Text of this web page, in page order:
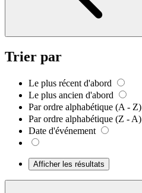
Trier par
Le plus récent d'abord
Le plus ancien d'abord
Par ordre alphabétique (A - Z)
Par ordre alphabétique (Z - A)
Date d'événement
Afficher les résultats